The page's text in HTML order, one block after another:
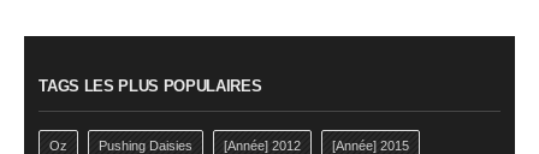
TAGS LES PLUS POPULAIRES
Oz Pushing Daisies [Année] 2012 [Année] 2015